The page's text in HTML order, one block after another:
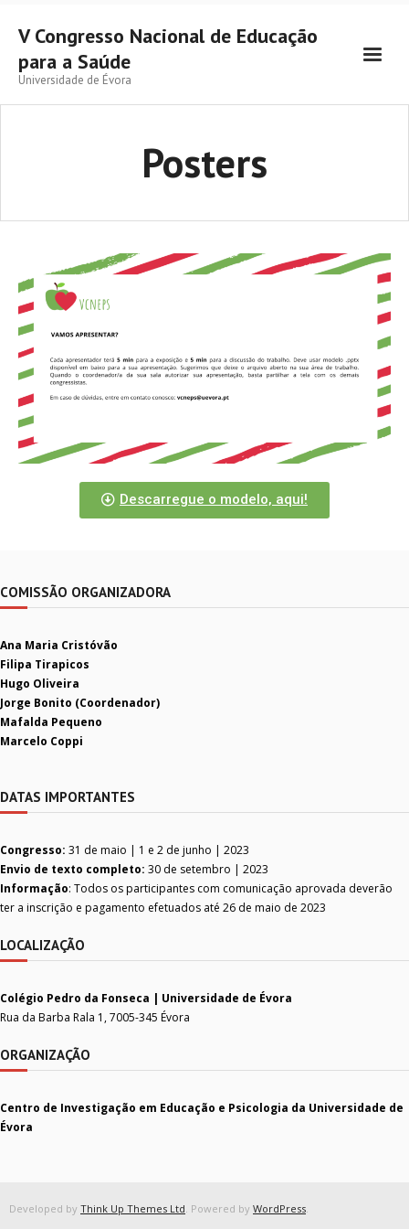
V Congresso Nacional de Educação
para a Saúde
Universidade de Évora
Posters
Descarregue o modelo, aqui!
COMISSÃO ORGANIZADORA
Ana Maria Cristóvão
Filipa Tirapicos
Hugo Oliveira
Jorge Bonito (Coordenador)
Mafalda Pequeno
Marcelo Coppi
DATAS IMPORTANTES
Congresso: 31 de maio | 1 e 2 de junho | 2023
Envio de texto completo: 30 de setembro | 2023
Informação: Todos os participantes com comunicação aprovada deverão
ter a inscrição e pagamento efetuados até 26 de maio de 2023
LOCALIZAÇÃO
Colégio Pedro da Fonseca | Universidade de Évora
Rua da Barba Rala 1, 7005-345 Évora
ORGANIZAÇÃO
Centro de Investigação em Educação e Psicologia da Universidade de
Évora
Developed by Think Up Themes Ltd. Powered by WordPress.